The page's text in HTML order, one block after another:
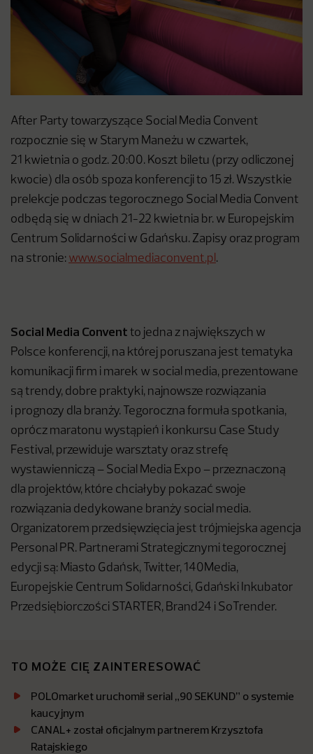
After Party towarzyszące Social Media Convent
rozpocznie się w Starym Maneżu w czwartek,
21 kwietnia o godz. 20:00. Koszt biletu (przy odliczonej
kwocie) dla osób spoza konferencji to 15 zł. Wszystkie
prelekcje podczas tegorocznego Social Media Convent
odbędą się w dniach 21-22 kwietnia br. w Europejskim
Centrum Solidarności w Gdańsku. Zapisy oraz program
na stronie: www.socialmediaconvent.pl .
Social Media Convent to jedna z największych w
Polsce konferencji, na której poruszana jest tematyka
komunikacji firm i marek w social media, prezentowane
są trendy, dobre praktyki, najnowsze rozwiązania
i prognozy dla branży. Tegoroczna formuła spotkania,
oprócz maratonu wystąpień i konkursu Case Study
Festival, przewiduje warsztaty oraz strefę
wystawienniczą – Social Media Expo – przeznaczoną
dla projektów, które chciałyby pokazać swoje
rozwiązania dedykowane branży social media.
Organizatorem przedsięwzięcia jest trójmiejska agencja
Personal PR. Partnerami Strategicznymi tegorocznej
edycji są: Miasto Gdańsk, Twitter, 140Media,
Europejskie Centrum Solidarności, Gdański Inkubator
Przedsiębiorczości STARTER, Brand24 i SoTrender.
TO MOŻE CIĘ ZAINTERESOWAĆ
POLOmarket uruchomił serial „90 SEKUND” o systemie
kaucyjnym
CANAL+ został oficjalnym partnerem Krzysztofa
Ratajskiego